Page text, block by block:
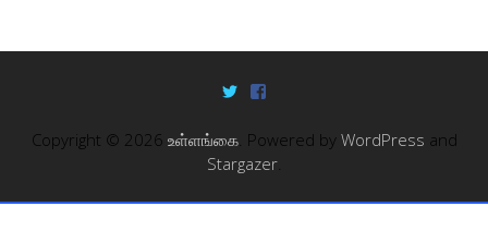
Copyright © 2026 உள்ளங்கை. Powered by WordPress and
Stargazer.